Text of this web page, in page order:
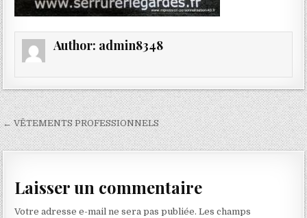
Author: admin8348
Navigation
de
← VÊTEMENTS PROFESSIONNELS
Laisser un commentaire
Votre adresse e-mail ne sera pas publiée. Les champs